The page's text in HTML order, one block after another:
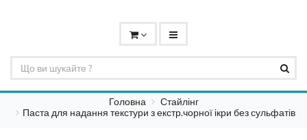
Головна
Стайлінг
Паста для надання текстури з екстр.чорної ікри без сульфатів